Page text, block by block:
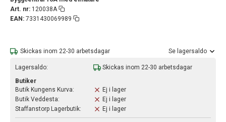
Art. nr: 120038A
EAN: 7331430069989
Skickas inom 22-30 arbetsdagar Se lagersaldo
Lagersaldo:
Skickas inom 22-30 arbetsdagar
Butiker
Butik Kungens Kurva:
Ej i lager
Butik Veddesta:
Ej i lager
Staffanstorp Lagerbutik:
Ej i lager